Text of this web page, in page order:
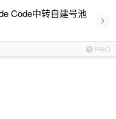
Code中转自建号池
›
PRO